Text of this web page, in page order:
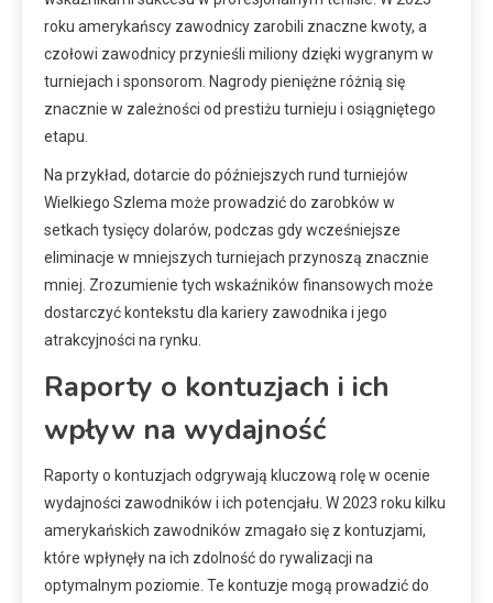
roku amerykańscy zawodnicy zarobili znaczne kwoty, a
czołowi zawodnicy przynieśli miliony dzięki wygranym w
turniejach i sponsorom. Nagrody pieniężne różnią się
znacznie w zależności od prestiżu turnieju i osiągniętego
etapu.
Na przykład, dotarcie do późniejszych rund turniejów
Wielkiego Szlema może prowadzić do zarobków w
setkach tysięcy dolarów, podczas gdy wcześniejsze
eliminacje w mniejszych turniejach przynoszą znacznie
mniej. Zrozumienie tych wskaźników finansowych może
dostarczyć kontekstu dla kariery zawodnika i jego
atrakcyjności na rynku.
Raporty o kontuzjach i ich
wpływ na wydajność
Raporty o kontuzjach odgrywają kluczową rolę w ocenie
wydajności zawodników i ich potencjału. W 2023 roku kilku
amerykańskich zawodników zmagało się z kontuzjami,
które wpłynęły na ich zdolność do rywalizacji na
optymalnym poziomie. Te kontuzje mogą prowadzić do